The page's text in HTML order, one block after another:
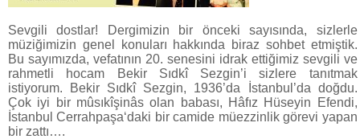
Sevgili dostlar! Dergimizin bir önceki sayısında, sizlerle
müziğimizin genel konuları hakkında biraz sohbet etmiştik.
Bu sayımızda, vefatının 20. senesini idrak ettiğimiz sevgili ve
rahmetli hocam Bekir Sıdkî Sezgin’i sizlere tanıtmak
istiyorum. Bekir Sıdkî Sezgin, 1936’da İstanbul’da doğdu.
Çok iyi bir mûsıkîşinâs olan babası, Hâfız Hüseyin Efendi,
İstanbul Cerrahpaşa‘daki bir camide müezzinlik görevi yapan
bir zattı….